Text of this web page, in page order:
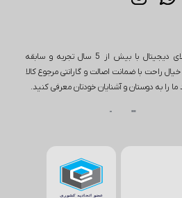
فروشگاه تخصصی کالای دیجیتال با بیش از 5 سال تجربه و سابقه
راحت با ضمانت اصالت و گارانتی مرجوع کالا
ما را به دوستان و آشنایان خودتان معرفی کنید.
تـــز
و بسیاری از محصولات دیگر ارائه می‌دهد. به
یا بررسی قیمت گوشی باشید، پین تز